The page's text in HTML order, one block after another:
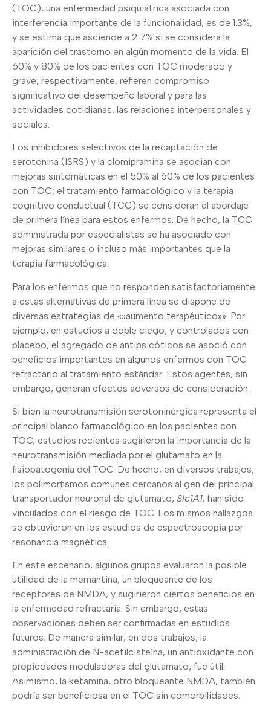
(TOC), una enfermedad psiquiátrica asociada con
interferencia importante de la funcionalidad, es de 1.3%,
y se estima que asciende a 2.7% si se considera la
aparición del trastorno en algún momento de la vida. El
60% y 80% de los pacientes con TOC moderado y
grave, respectivamente, refieren compromiso
significativo del desempeño laboral y para las
actividades cotidianas, las relaciones interpersonales y
sociales.
Los inhibidores selectivos de la recaptación de
serotonina (ISRS) y la clomipramina se asocian con
mejoras sintomáticas en el 50% al 60% de los pacientes
con TOC; el tratamiento farmacológico y la terapia
cognitivo conductual (TCC) se consideran el abordaje
de primera línea para estos enfermos. De hecho, la TCC
administrada por especialistas se ha asociado con
mejoras similares o incluso más importantes que la
terapia farmacológica.
Para los enfermos que no responden satisfactoriamente
a estas alternativas de primera línea se dispone de
diversas estrategias de «»aumento terapéutico»». Por
ejemplo, en estudios a doble ciego, y controlados con
placebo, el agregado de antipsicóticos se asoció con
beneficios importantes en algunos enfermos con TOC
refractario al tratamiento estándar. Estos agentes, sin
embargo, generan efectos adversos de consideración.
Si bien la neurotransmisión serotoninérgica representa el
principal blanco farmacológico en los pacientes con
TOC, estudios recientes sugirieron la importancia de la
neurotransmisión mediada por el glutamato en la
fisiopatogenia del TOC. De hecho, en diversos trabajos,
los polimorfismos comunes cercanos al gen del principal
transportador neuronal de glutamato, Slc1A1, han sido
vinculados con el riesgo de TOC. Los mismos hallazgos
se obtuvieron en los estudios de espectroscopia por
resonancia magnética.
En este escenario, algunos grupos evaluaron la posible
utilidad de la memantina, un bloqueante de los
receptores de NMDA, y sugirieron ciertos beneficios en
la enfermedad refractaria. Sin embargo, estas
observaciones deben ser confirmadas en estudios
futuros. De manera similar, en dos trabajos, la
administración de N-acetilcisteína, un antioxidante con
propiedades moduladoras del glutamato, fue útil.
Asimismo, la ketamina, otro bloqueante NMDA, también
podría ser beneficiosa en el TOC sin comorbilidades.